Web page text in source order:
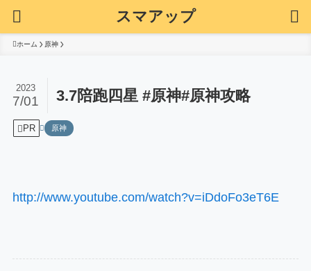
スマアップ
ホーム 原神
3.7陪跑四星 #原神#原神攻略
2023
7/01
PR 原神
http://www.youtube.com/watch?v=iDdoFo3eT6E